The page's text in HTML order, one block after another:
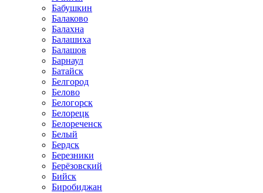
Бабушкин
Балаково
Балахна
Балашиха
Балашов
Барнаул
Батайск
Белгород
Белово
Белогорск
Белорецк
Белореченск
Белый
Бердск
Березники
Берёзовский
Бийск
Биробиджан